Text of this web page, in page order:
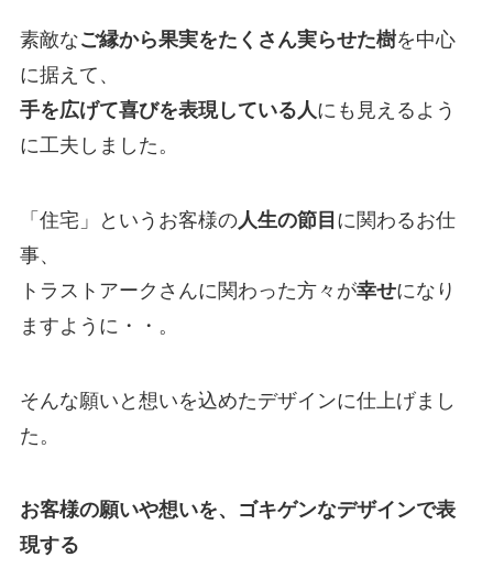
素敵なご縁から果実をたくさん実らせた樹を中心
に据えて、
手を広げて喜びを表現している人 にも見えるよう
に工夫しました。
「住宅」というお客様の人生の節目 に関わるお仕
事、
トラストアークさんに関わった方々が幸せになり
ますように・・。
そんな願いと想いを込めたデザインに仕上げまし
た。
お客様の願いや想いを、ゴキゲンなデザインで表
現する